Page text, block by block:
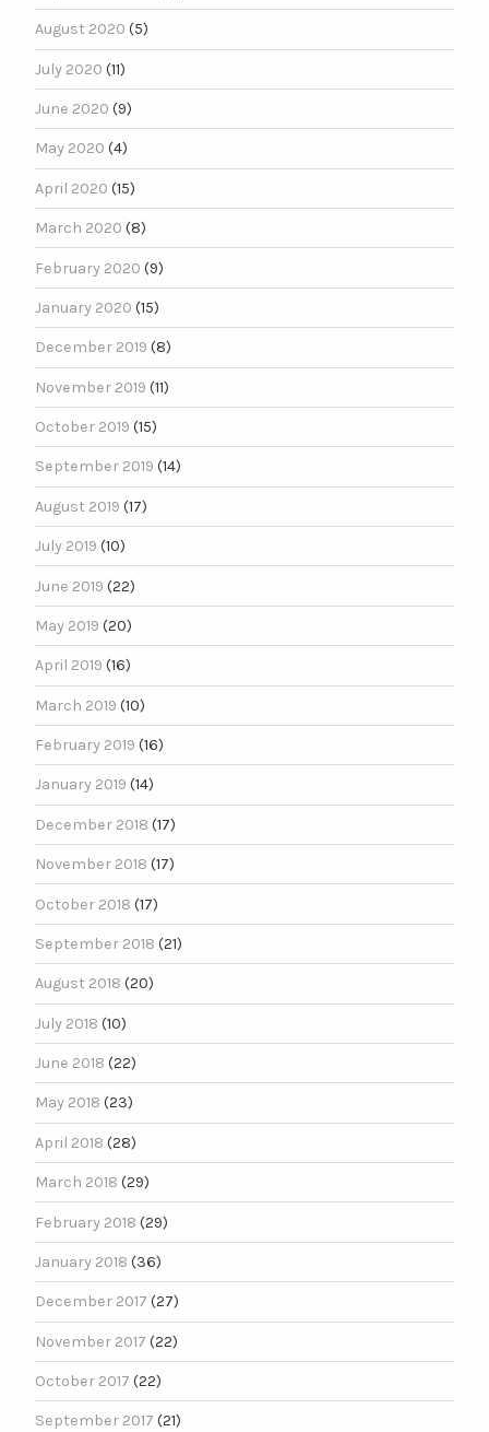
August 2020 (5)
July 2020 (11)
June 2020 (9)
May 2020 (4)
April 2020 (15)
March 2020 (8)
February 2020 (9)
January 2020 (15)
December 2019 (8)
November 2019 (11)
October 2019 (15)
September 2019 (14)
August 2019 (17)
July 2019 (10)
June 2019 (22)
May 2019 (20)
April 2019 (16)
March 2019 (10)
February 2019 (16)
January 2019 (14)
December 2018 (17)
November 2018 (17)
October 2018 (17)
September 2018 (21)
August 2018 (20)
July 2018 (10)
June 2018 (22)
May 2018 (23)
April 2018 (28)
March 2018 (29)
February 2018 (29)
January 2018 (36)
December 2017 (27)
November 2017 (22)
October 2017 (22)
September 2017 (21)